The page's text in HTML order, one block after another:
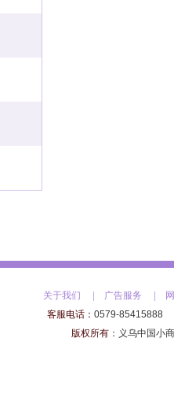
关于我们 广告服务
客服电话： 0579-85415888
版权所有： 义乌中国小